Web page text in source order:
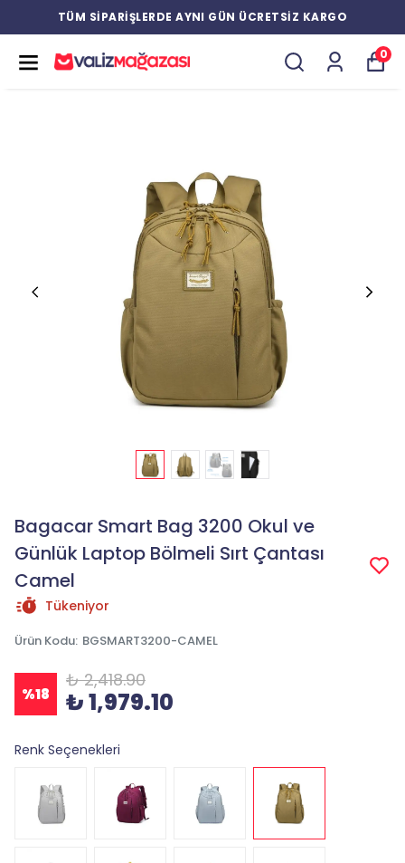
TÜM SİPARİŞLERDE AYNI GÜN ÜCRETSİZ KARGO
0
Bagacar Smart Bag 3200 Okul ve
Günlük Laptop Bölmeli Sırt Çantası
Camel
Tükeniyor
Ürün Kodu: BGSMART3200-CAMEL
%18
₺ 2,418.90
₺ 1,979.10
Renk Seçenekleri